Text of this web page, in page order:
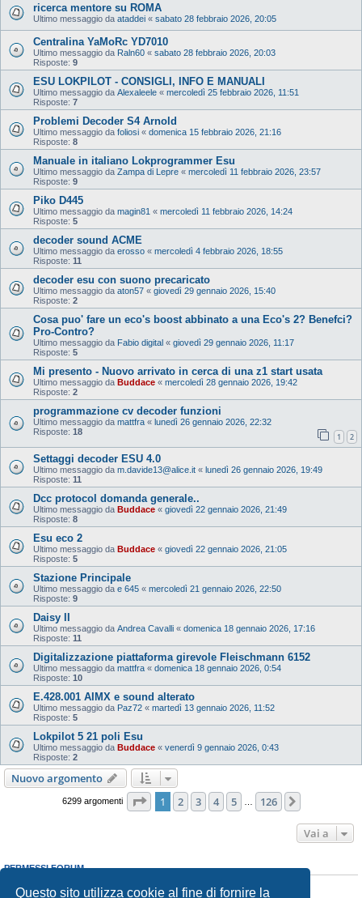
Questo sito utilizza cookie al fine di fornire la
ricerca mentore su ROMA
Ultimo messaggio da ataddei « sabato 28 febbraio 2026, 20:05
Centralina YaMoRc YD7010
Ultimo messaggio da Raln60 « sabato 28 febbraio 2026, 20:03
Risposte: 9
ESU LOKPILOT - CONSIGLI, INFO E MANUALI
Ultimo messaggio da Alexaleele « mercoledì 25 febbraio 2026, 11:51
Risposte: 7
Problemi Decoder S4 Arnold
Ultimo messaggio da foliosi « domenica 15 febbraio 2026, 21:16
Risposte: 8
Manuale in italiano Lokprogrammer Esu
Ultimo messaggio da Zampa di Lepre « mercoledì 11 febbraio 2026, 23:57
Risposte: 9
Piko D445
Ultimo messaggio da magin81 « mercoledì 11 febbraio 2026, 14:24
Risposte: 5
decoder sound ACME
Ultimo messaggio da erosso « mercoledì 4 febbraio 2026, 18:55
Risposte: 11
decoder esu con suono precaricato
Ultimo messaggio da aton57 « giovedì 29 gennaio 2026, 15:40
Risposte: 2
Cosa puo' fare un eco's boost abbinato a una Eco's 2? Benefci?
Pro-Contro?
Ultimo messaggio da Fabio digital « giovedì 29 gennaio 2026, 11:17
Risposte: 5
Mi presento - Nuovo arrivato in cerca di una z1 start usata
Ultimo messaggio da Buddace « mercoledì 28 gennaio 2026, 19:42
Risposte: 2
programmazione cv decoder funzioni
Ultimo messaggio da mattfra « lunedì 26 gennaio 2026, 22:32
Risposte: 18 1 2
Settaggi decoder ESU 4.0
Ultimo messaggio da m.davide13@alice.it « lunedì 26 gennaio 2026, 19:49
Risposte: 11
Dcc protocol domanda generale..
Ultimo messaggio da Buddace « giovedì 22 gennaio 2026, 21:49
Risposte: 8
Esu eco 2
Ultimo messaggio da Buddace « giovedì 22 gennaio 2026, 21:05
Risposte: 5
Stazione Principale
Ultimo messaggio da e 645 « mercoledì 21 gennaio 2026, 22:50
Risposte: 9
Daisy II
Ultimo messaggio da Andrea Cavalli « domenica 18 gennaio 2026, 17:16
Risposte: 11
Digitalizzazione piattaforma girevole Fleischmann 6152
Ultimo messaggio da mattfra « domenica 18 gennaio 2026, 0:54
Risposte: 10
E.428.001 AIMX e sound alterato
Ultimo messaggio da Paz72 « martedì 13 gennaio 2026, 11:52
Risposte: 5
Lokpilot 5 21 poli Esu
Ultimo messaggio da Buddace « venerdì 9 gennaio 2026, 0:43
Risposte: 2
Nuovo argomento
6299 argomenti Pagina di 126
1 2 3 4 5 126
Vai a
PERMESSI FORUM
Non puoirispondere negli argomenti